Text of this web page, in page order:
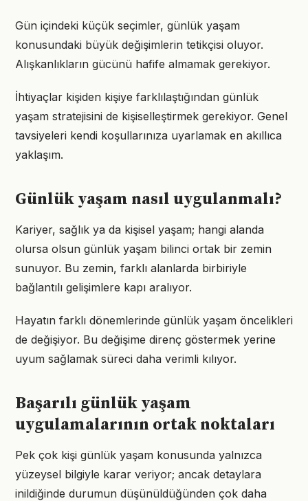
Gün içindeki küçük seçimler, günlük yaşam
konusundaki büyük değişimlerin tetikçisi oluyor.
Alışkanlıkların gücünü hafife almamak gerekiyor.
İhtiyaçlar kişiden kişiye farklılaştığından günlük
yaşam stratejisini de kişiselleştirmek gerekiyor. Genel
tavsiyeleri kendi koşullarınıza uyarlamak en akıllıca
yaklaşım.
Günlük yaşam nasıl uygulanmalı?
Kariyer, sağlık ya da kişisel yaşam; hangi alanda
olursa olsun günlük yaşam bilinci ortak bir zemin
sunuyor. Bu zemin, farklı alanlarda birbiriyle
bağlantılı gelişimlere kapı aralıyor.
Hayatın farklı dönemlerinde günlük yaşam öncelikleri
de değişiyor. Bu değişime direnç göstermek yerine
uyum sağlamak süreci daha verimli kılıyor.
Başarılı günlük yaşam
uygulamalarının ortak noktaları
Pek çok kişi günlük yaşam konusunda yalnızca
yüzeysel bilgiyle karar veriyor; ancak detaylara
inildiğinde durumun düşünüldüğünden çok daha